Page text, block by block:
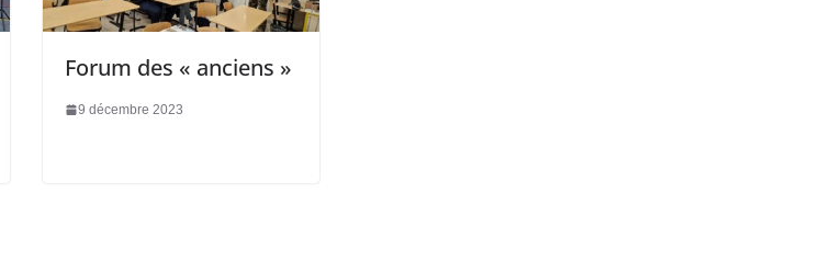
Forum des « anciens »
9 décembre 2023